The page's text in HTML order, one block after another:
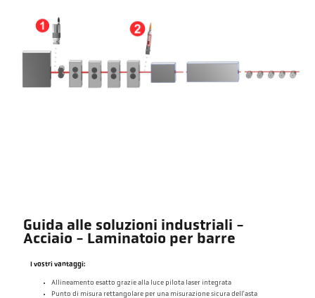
Guida alle soluzioni industriali -
Acciaio - Laminatoio per barre
I vostri vantaggi:
Allineamento esatto grazie alla luce pilota laser integrata
Punto di misura rettangolare per una misurazione sicura dell'asta